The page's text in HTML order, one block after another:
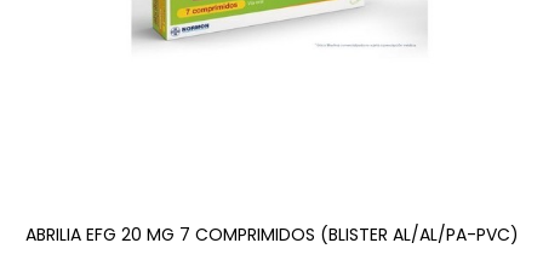
ABRILIA EFG 20 MG 7 COMPRIMIDOS (BLISTER AL/AL/PA-PVC)